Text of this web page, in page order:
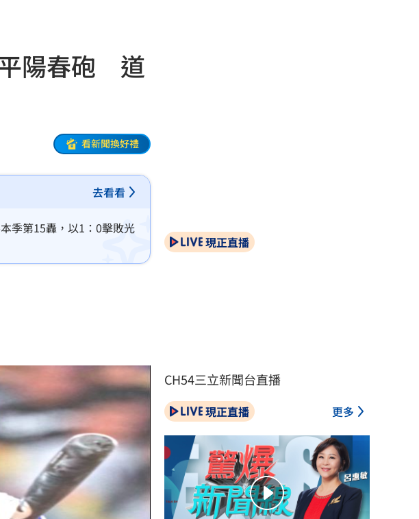
平陽春砲 道
看新聞換好禮
去看看
季第15轟，以1：0擊敗光
現正直播
CH54三立新聞台直播
現正直播 更多